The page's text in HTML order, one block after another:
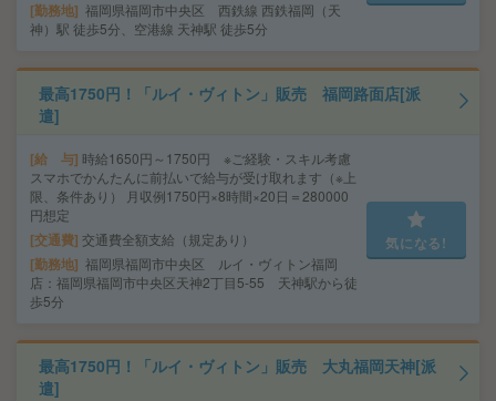
勤務地 福岡県福岡市中央区 西鉄線 西鉄福岡（天
神）駅 徒歩5分、空港線 天神駅 徒歩5分
最高1750円！「ルイ・ヴィトン」販売 福岡路面店[派
遣]
給 与 時給1650円～1750円 ※ご経験・スキル考慮
スマホでかんたんに前払いで給与が受け取れます（※上
限、条件あり） 月収例1750円×8時間×20日＝280000
円想定
交通費 交通費全額支給（規定あり）
勤務地 福岡県福岡市中央区 ルイ・ヴィトン福岡
店：福岡県福岡市中央区天神2丁目5-55 天神駅から徒
歩5分
気になる!
最高1750円！「ルイ・ヴィトン」販売 大丸福岡天神[派
遣]